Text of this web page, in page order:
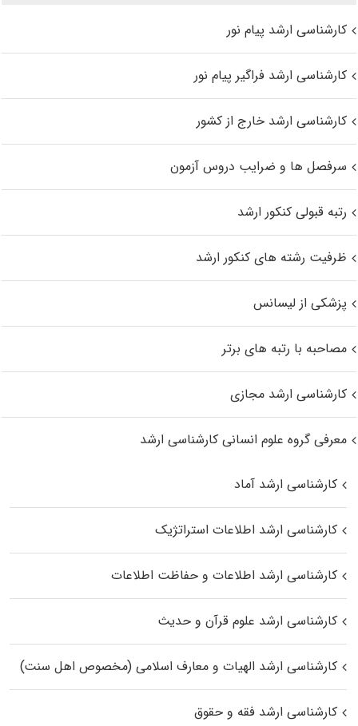
کارشناسی ارشد پیام نور
کارشناسی ارشد فراگیر پیام نور
کارشناسی ارشد خارج از کشور
سرفصل ها و ضرایب دروس آزمون
رتبه قبولی کنکور ارشد
ظرفیت رشته های کنکور ارشد
پزشکی از لیسانس
مصاحبه با رتبه های برتر
کارشناسی ارشد مجازی
معرفی گروه علوم انسانی کارشناسی ارشد
کارشناسی ارشد آماد
کارشناسی ارشد اطلاعات استراتژیک
کارشناسی ارشد اطلاعات و حفاظت اطلاعات
کارشناسی ارشد علوم قرآن و حدیث
کارشناسی ارشد الهیات و معارف اسلامی (مخصوص اهل سنت)
کارشناسی ارشد فقه و حقوق